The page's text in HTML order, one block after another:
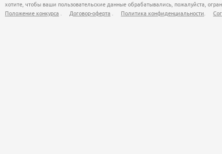
хотите, чтобы ваши пользовательские данные обрабатывались, пожалуйста,
Положение конкурса
Договор-оферта Политика конфиденциальности